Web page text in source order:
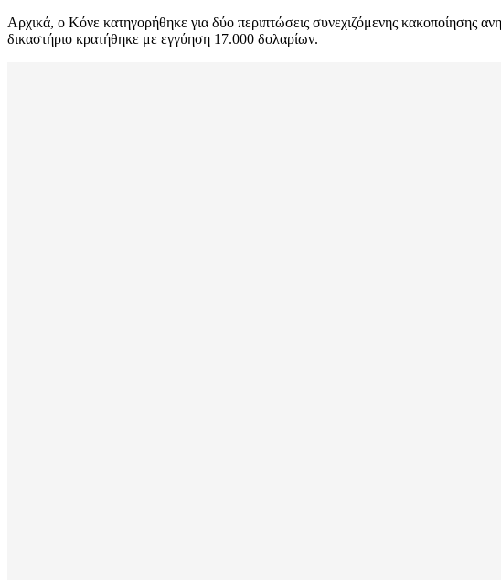
Αρχικά, ο Κόνε κατηγορήθηκε για δύο περιπτώσεις συνεχιζόμενης κακοποίησης
δικαστήριο κρατήθηκε με εγγύηση 17.000 δολαρίων.